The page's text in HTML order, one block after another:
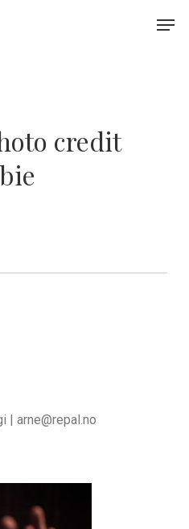
credit
| arne@repal.no